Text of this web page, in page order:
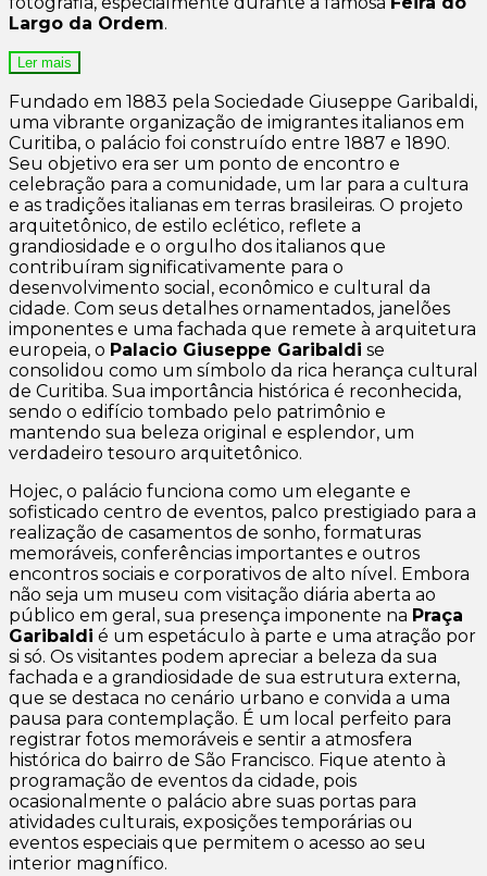
Largo da Ordem.
Ler mais
Fundado em 1883 pela Sociedade Giuseppe Garibaldi,
uma vibrante organização de imigrantes italianos em
Curitiba, o palácio foi construído entre 1887 e 1890.
Seu objetivo era ser um ponto de encontro e
celebração para a comunidade, um lar para a cultura
e as tradições italianas em terras brasileiras. O projeto
arquitetônico, de estilo eclético, reflete a
grandiosidade e o orgulho dos italianos que
contribuíram significativamente para o
desenvolvimento social, econômico e cultural da
cidade. Com seus detalhes ornamentados, janelões
imponentes e uma fachada que remete à arquitetura
europeia, o Palacio Giuseppe Garibaldi se
consolidou como um símbolo da rica herança cultural
de Curitiba. Sua importância histórica é reconhecida,
sendo o edifício tombado pelo patrimônio e
mantendo sua beleza original e esplendor, um
verdadeiro tesouro arquitetônico.
Hojec, o palácio funciona como um elegante e
sofisticado centro de eventos, palco prestigiado para a
realização de casamentos de sonho, formaturas
memoráveis, conferências importantes e outros
encontros sociais e corporativos de alto nível. Embora
não seja um museu com visitação diária aberta ao
público em geral, sua presença imponente na Praça
Garibaldi é um espetáculo à parte e uma atração por
si só. Os visitantes podem apreciar a beleza da sua
fachada e a grandiosidade de sua estrutura externa,
que se destaca no cenário urbano e convida a uma
pausa para contemplação. É um local perfeito para
registrar fotos memoráveis e sentir a atmosfera
histórica do bairro de São Francisco. Fique atento à
programação de eventos da cidade, pois
ocasionalmente o palácio abre suas portas para
atividades culturais, exposições temporárias ou
eventos especiais que permitem o acesso ao seu
interior magnífico.